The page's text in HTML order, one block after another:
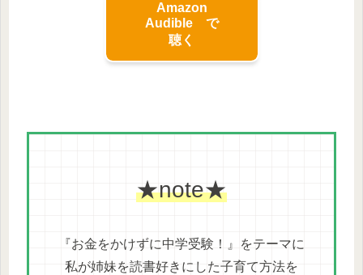
Amazon
Audible で
聴く
★note★
『お金をかけずに中学受験！』をテーマに
私が姉妹を読書好きにした子育て方法を